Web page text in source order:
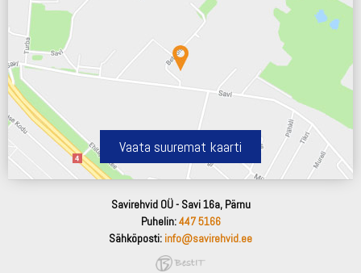
Vaata suuremat kaarti
Savirehvid OÜ - Savi 16a, Pärnu
Puhelin:447 5166
Sähköposti: info@savirehvid.ee